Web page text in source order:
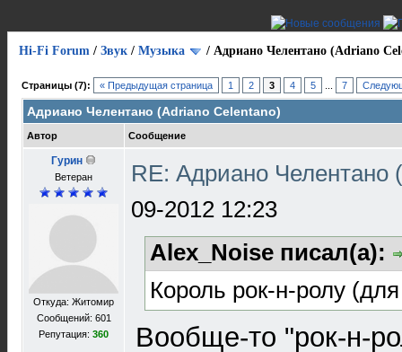
Hi-Fi Forum / Звук / Музыка / Адриано Челентано (Adriano
Страницы (7): « Предыдущая страница 1 2 3 4 5 7
Адриано Челентано (Adriano Celentano)
Автор Сообщение
Гурин
Ветеран
Откуда: Житомир
Сообщений: 601
Репутация: 360
RE: Адриано Челентано
09-2012 12:23
Alex_Noise писал(а):
Король рок-н-ролу
Вообще-то "рок-н-